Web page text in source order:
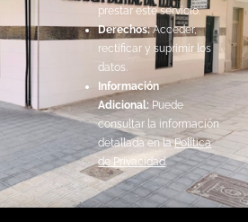
prestar este servicio.
Derechos:Acceder,
rectificar y suprimir los
datos.
Información
Adicional: Puede
consultar la información
detallada en laPolítica
de Privacidad.